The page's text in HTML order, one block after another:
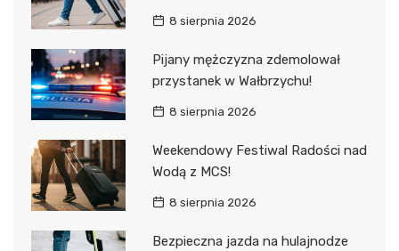
8 sierpnia 2026
Pijany mężczyzna zdemolował
przystanek w Wałbrzychu!
8 sierpnia 2026
Weekendowy Festiwal Radości nad
Wodą z MCS!
8 sierpnia 2026
Bezpieczna jazda na hulajnodze